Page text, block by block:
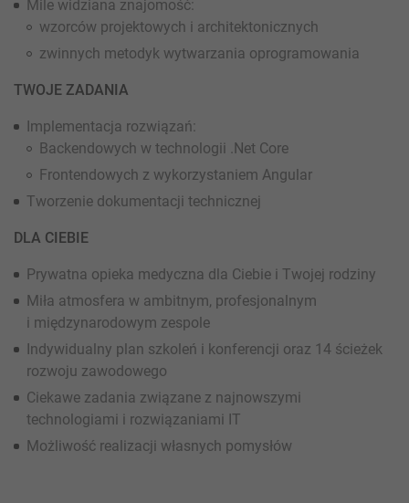
Mile widziana znajomość:
wzorców projektowych i architektonicznych
zwinnych metodyk wytwarzania oprogramowania
TWOJE ZADANIA
Implementacja rozwiązań:
Backendowych w technologii .Net Core
Frontendowych z wykorzystaniem Angular
Tworzenie dokumentacji technicznej
DLA CIEBIE
Prywatna opieka medyczna dla Ciebie i Twojej rodziny
Miła atmosfera w ambitnym, profesjonalnym
i międzynarodowym zespole
Indywidualny plan szkoleń i konferencji oraz 14 ścieżek
rozwoju zawodowego
Ciekawe zadania związane z najnowszymi
technologiami i rozwiązaniami IT
Możliwość realizacji własnych pomysłów